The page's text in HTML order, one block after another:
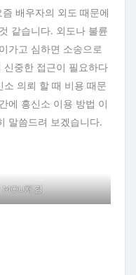
배우자의 외도 때문에
같습니다. 외도나 불륜
가고 심하면 소송으로
중한 접근이 필요하다
의뢰 할 때 비용 때문
에 흥신소 이용 방법 이
말씀드려 보겠습니다.
MOU체결